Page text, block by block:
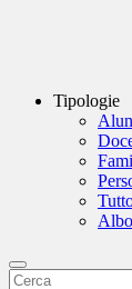
Tipologie